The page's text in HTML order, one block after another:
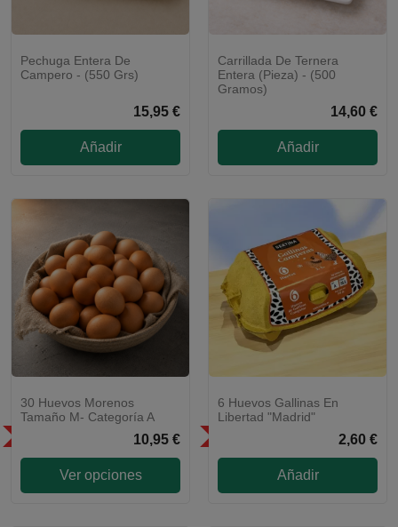
Pechuga Entera De
Campero - (550 Grs)
15,95 €
Añadir
Carrillada De Ternera
Entera (pieza) - (500
Gramos)
14,60 €
Añadir
30 Huevos Morenos
Tamaño M- Categoría A
10,95 €
Ver opciones
6 Huevos Gallinas En
Libertad "Madrid"
2,60 €
Añadir